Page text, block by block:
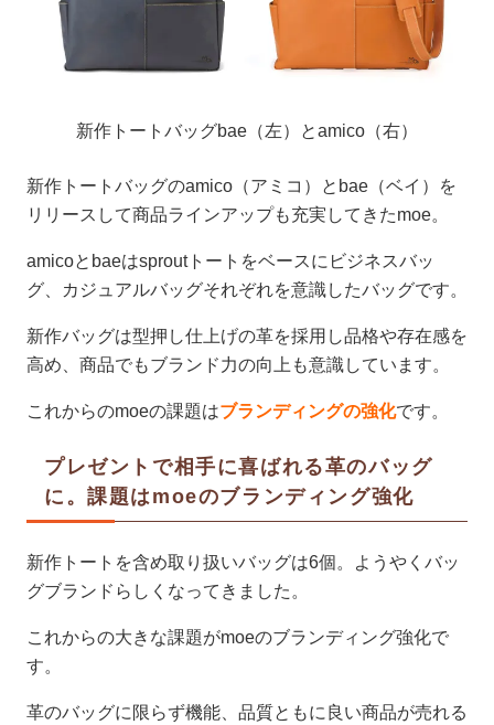
新作トートバッグbae（左）とamico（右）
新作トートバッグのamico（アミコ）とbae（ベイ）を
リリースして商品ラインアップも充実してきたmoe。
amicoとbaeはsproutトートをベースにビジネスバッ
グ、カジュアルバッグそれぞれを意識したバッグです。
新作バッグは型押し仕上げの革を採用し品格や存在感を
高め、商品でもブランド力の向上も意識しています。
これからのmoeの課題はブランディングの強化です。
プレゼントで相手に喜ばれる革のバッグ
に。課題はmoeのブランディング強化
新作トートを含め取り扱いバッグは6個。ようやくバッ
グブランドらしくなってきました。
これからの大きな課題がmoeのブランディング強化で
す。
革のバッグに限らず機能、品質ともに良い商品が売れる